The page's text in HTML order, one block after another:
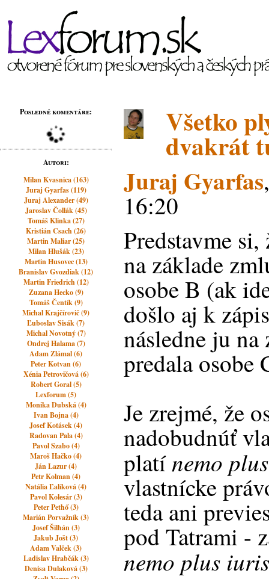
Posledné komentáre:
Autori:
Milan Kvasnica (163)
Juraj Gyarfas (119)
Juraj Alexander (49)
Jaroslav Čollák (45)
Tomáš Klinka (27)
Kristián Csach (26)
Martin Maliar (25)
Milan Hlušák (23)
Martin Husovec (13)
Branislav Gvozdiak (12)
Martin Friedrich (12)
Zuzana Hecko (9)
Tomáš Čentík (9)
Michal Krajčírovič (9)
Ľuboslav Sisák (7)
Michal Novotný (7)
Ondrej Halama (7)
Adam Zlámal (6)
Peter Kotvan (6)
Xénia Petrovičová (6)
Robert Goral (5)
Lexforum (5)
Monika Dubská (4)
Ivan Bojna (4)
Josef Kotásek (4)
Radovan Pala (4)
Pavol Szabo (4)
Maroš Hačko (4)
Ján Lazur (4)
Petr Kolman (4)
Natália Ľalíková (4)
Pavol Kolesár (3)
Peter Pethő (3)
Marián Porvažník (3)
Josef Šilhán (3)
Jakub Jošt (3)
Adam Valček (3)
Ladislav Hrabčák (3)
Denisa Dulaková (3)
Všetko
dvakrát
Juraj Gyarfas
16:20
Predstavme
na základe
osobe B (ak
došlo aj k
následne ju
predala osobe
Je zrejmé, že
nadobudnúť
platínemo
vlastnícke
teda ani
pod Tatrami -
nemo plus